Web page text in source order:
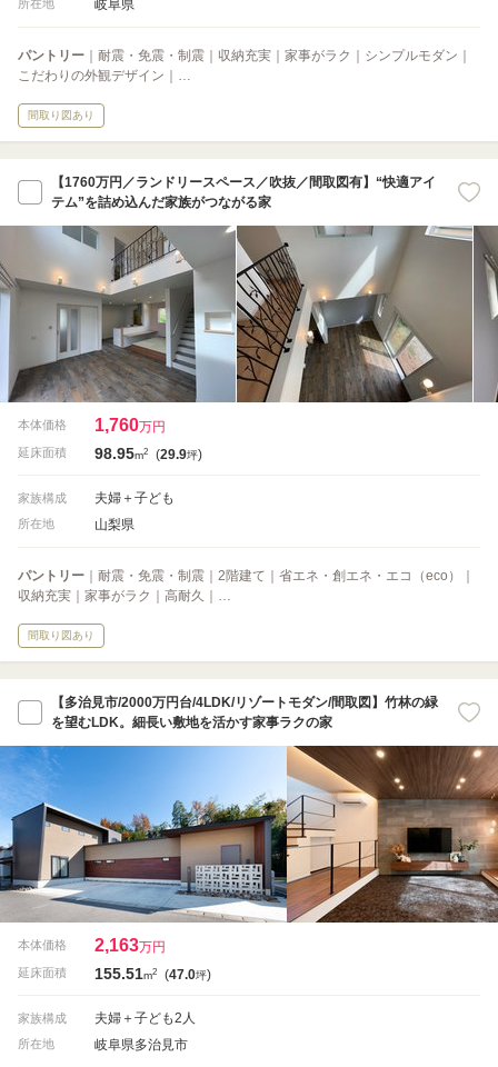
所在地 岐阜県
パントリー ｜耐震・免震・制震｜収納充実｜家事がラク｜シンプルモダン｜
こだわりの外観デザイン｜…
間取り図あり
【1760万円／ランドリースペース／吹抜／間取図有】“快適アイ
テム”を詰め込んだ家族がつながる家
本体価格 1,760万円
延床面積 98.95m2 (29.9坪)
家族構成 夫婦＋子ども
所在地 山梨県
パントリー ｜耐震・免震・制震｜2階建て｜省エネ・創エネ・エコ（eco）｜
収納充実｜家事がラク｜高耐久｜…
間取り図あり
【多治見市/2000万円台/4LDK/リゾートモダン/間取図】竹林の緑
を望むLDK。細長い敷地を活かす家事ラクの家
本体価格 2,163万円
延床面積 155.51m2 (47.0坪)
家族構成 夫婦＋子ども2人
所在地 岐阜県多治見市